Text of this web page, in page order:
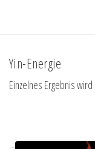
Yin-Energie
Einzelnes Ergebnis wird